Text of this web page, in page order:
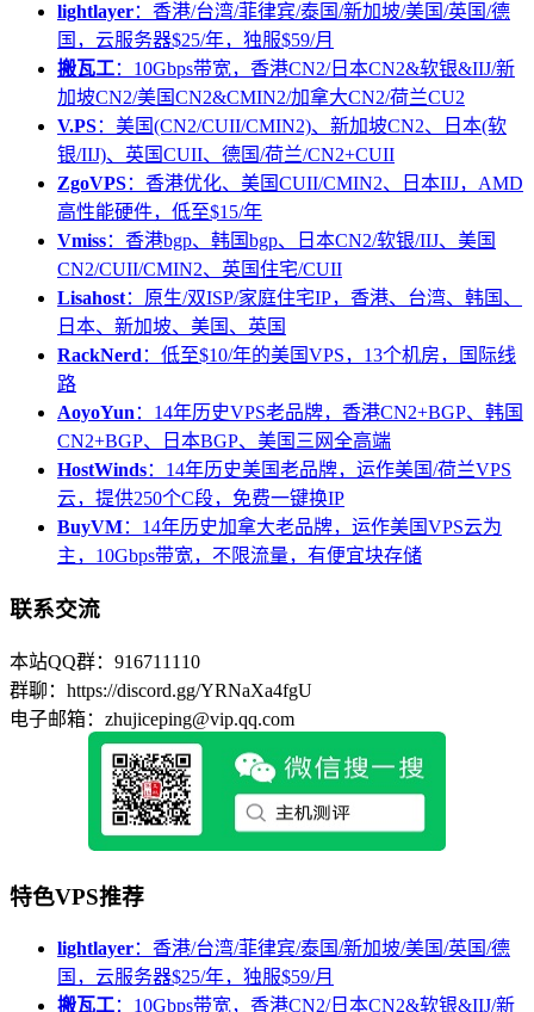
lightlayer：香港/台湾/菲律宾/泰国/新加坡/美国/英国/德
国，云服务器$25/年，独服$59/月
搬瓦工：10Gbps带宽，香港CN2/日本CN2&软银&IIJ/新
加坡CN2/美国CN2&CMIN2/加拿大CN2/荷兰CU2
V.PS：美国(CN2/CUII/CMIN2)、新加坡CN2、日本(软
银/IIJ)、英国CUII、德国/荷兰/CN2+CUII
ZgoVPS：香港优化、美国CUII/CMIN2、日本IIJ，AMD
高性能硬件，低至$15/年
Vmiss：香港bgp、韩国bgp、日本CN2/软银/IIJ、美国
CN2/CUII/CMIN2、英国住宅/CUII
Lisahost：原生/双ISP/家庭住宅IP，香港、台湾、韩国、
日本、新加坡、美国、英国
RackNerd：低至$10/年的美国VPS，13个机房，国际线
路
AoyoYun：14年历史VPS老品牌，香港CN2+BGP、韩国
CN2+BGP、日本BGP、美国三网全高端
HostWinds：14年历史美国老品牌，运作美国/荷兰VPS
云，提供250个C段，免费一键换IP
BuyVM：14年历史加拿大老品牌，运作美国VPS云为
主，10Gbps带宽，不限流量，有便宜块存储
联系交流
本站QQ群：916711110
群聊：https://discord.gg/YRNaXa4fgU
电子邮箱：zhujiceping@vip.qq.com
特色VPS推荐
lightlayer：香港/台湾/菲律宾/泰国/新加坡/美国/英国/德
国，云服务器$25/年，独服$59/月
搬瓦工：10Gbps带宽，香港CN2/日本CN2&软银&IIJ/新